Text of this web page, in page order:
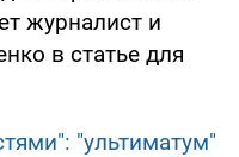
журналист и
в статье для
"ультиматум"